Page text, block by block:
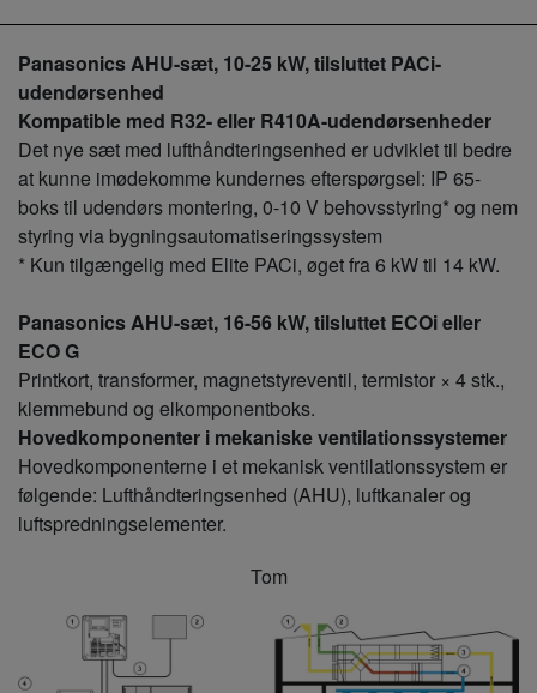
Panasonics AHU-sæt, 10-25 kW, tilsluttet PACi-
udendørsenhed
Kompatible med R32- eller R410A-udendørsenheder
Det nye sæt med lufthåndteringsenhed er udviklet til bedre
at kunne imødekomme kundernes efterspørgsel: IP 65-
boks til udendørs montering, 0-10 V behovsstyring* og nem
styring via bygningsautomatiseringssystem
* Kun tilgængelig med Elite PACi, øget fra 6 kW til 14 kW.
Panasonics AHU-sæt, 16-56 kW, tilsluttet ECOi eller
ECO G
Printkort, transformer, magnetstyreventil, termistor × 4 stk.,
klemmebund og elkomponentboks.
Hovedkomponenter i mekaniske ventilationssystemer
Hovedkomponenterne i et mekanisk ventilationssystem er
følgende: Lufthåndteringsenhed (AHU), luftkanaler og
luftspredningselementer.
Tom